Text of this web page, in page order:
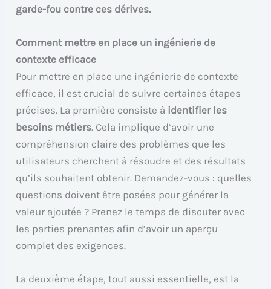
garde-fou contre ces dérives.
Comment mettre en place un ingénierie de
contexte efficace
Pour mettre en place une ingénierie de contexte
efficace, il est crucial de suivre certaines étapes
précises. La première consiste à identifier les
besoins métiers. Cela implique d’avoir une
compréhension claire des problèmes que les
utilisateurs cherchent à résoudre et des résultats
qu’ils souhaitent obtenir. Demandez-vous : quelles
questions doivent être posées pour générer la
valeur ajoutée ? Prenez le temps de discuter avec
les parties prenantes afin d’avoir un aperçu
complet des exigences.
La deuxième étape, tout aussi essentielle, est la